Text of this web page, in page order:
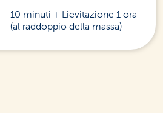
10 minuti + Lievitazione 1 ora
(al raddoppio della massa)